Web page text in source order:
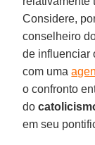
Considere,
conselheiro
de influenciar
com uma
o confronto
do
em seu